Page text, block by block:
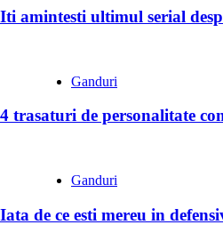
Iti amintesti ultimul serial
Ganduri
4 trasaturi de personalitate
Ganduri
Iata de ce esti mereu in